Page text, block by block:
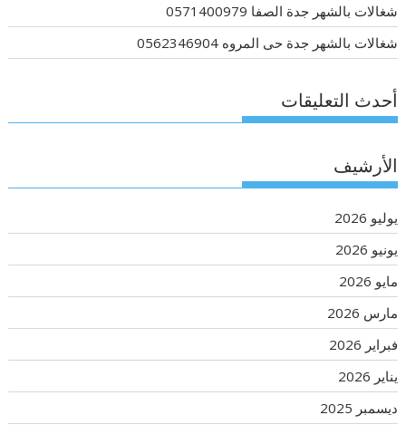
شغالات بالشهر جدة الصفا 0571400979
شغالات بالشهر جدة حى المروه 0562346904
أحدث التعليقات
الأرشيف
يوليو 2026
يونيو 2026
مايو 2026
مارس 2026
فبراير 2026
يناير 2026
ديسمبر 2025